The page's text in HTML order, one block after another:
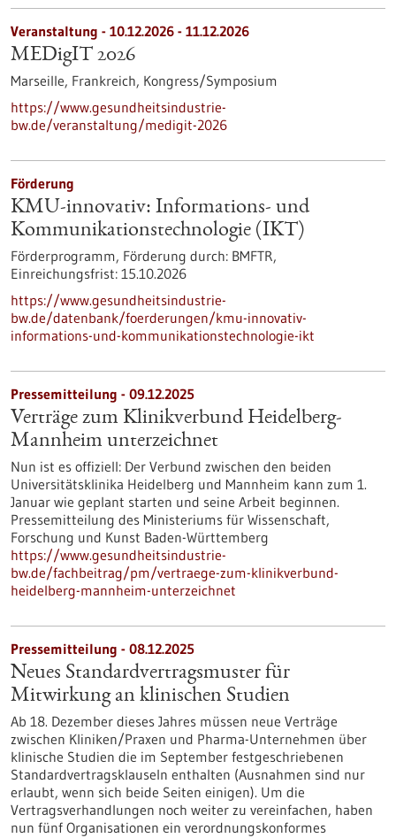
Veranstaltung - 10.12.2026 - 11.12.2026
MEDigIT 2026
Marseille, Frankreich, Kongress/Symposium
https://www.gesundheitsindustrie-
bw.de/veranstaltung/medigit-2026
Förderung
KMU-innovativ: Informations- und
Kommunikationstechnologie (IKT)
Förderprogramm, Förderung durch: BMFTR,
Einreichungsfrist: 15.10.2026
https://www.gesundheitsindustrie-
bw.de/datenbank/foerderungen/kmu-innovativ-
informations-und-kommunikationstechnologie-ikt
Pressemitteilung - 09.12.2025
Verträge zum Klinikverbund Heidelberg-
Mannheim unterzeichnet
Nun ist es offiziell: Der Verbund zwischen den beiden
Universitätsklinika Heidelberg und Mannheim kann zum 1.
Januar wie geplant starten und seine Arbeit beginnen.
Pressemitteilung des Ministeriums für Wissenschaft,
Forschung und Kunst Baden-Württemberg
https://www.gesundheitsindustrie-
bw.de/fachbeitrag/pm/vertraege-zum-klinikverbund-
heidelberg-mannheim-unterzeichnet
Pressemitteilung - 08.12.2025
Neues Standardvertragsmuster für
Mitwirkung an klinischen Studien
Ab 18. Dezember dieses Jahres müssen neue Verträge
zwischen Kliniken/Praxen und Pharma-Unternehmen über
klinische Studien die im September festgeschriebenen
Standardvertragsklauseln enthalten (Ausnahmen sind nur
erlaubt, wenn sich beide Seiten einigen). Um die
Vertragsverhandlungen noch weiter zu vereinfachen, haben
nun fünf Organisationen ein verordnungskonformes